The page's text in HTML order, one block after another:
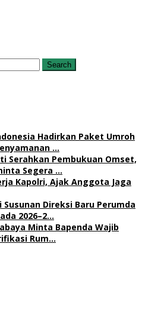
Hadirkan Paket Umroh
…
Serahkan Pembukuan Omset,
Segera …
Kapolri, Ajak Anggota Jaga
Direksi Baru Perumda
2026–2…
Minta Bapenda Wajib
Rum…